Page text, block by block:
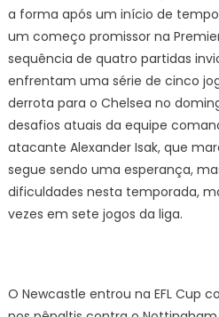
a forma após um início de
um começo promissor na
sequência de quatro partidas
enfrentam uma série de cinco
derrota para o Chelsea no
desafios atuais da equipe
atacante Alexander Isak, que
segue sendo uma esperança,
dificuldades nesta temporada,
vezes em sete jogos da liga.
O Newcastle entrou na EFL Cup